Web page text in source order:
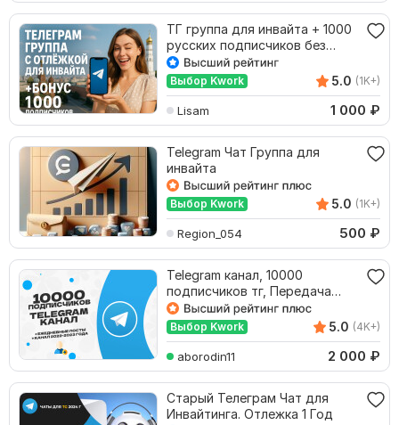
ТГ группа для инвайта + 1000
русских подписчиков без
списаний. ХИТ
Выбор Kwork 5.0 (1K+)
Lisam 1 000 ₽
Telegram Чат Группа для
инвайта
Выбор Kwork 5.0 (1K+)
Region_054 500 ₽
Telegram канал, 10000
подписчиков тг, Передача
прав владельца в tg
Выбор Kwork 5.0 (4K+)
aborodin11 2 000 ₽
Старый Телеграм Чат для
Инвайтинга. Отлежка 1 Год